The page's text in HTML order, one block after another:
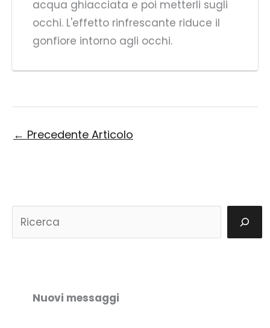
acqua ghiacciata e poi metterli sugli
occhi. L'effetto rinfrescante riduce il
gonfiore intorno agli occhi.
← Precedente Articolo
u
Nuovi messaggi